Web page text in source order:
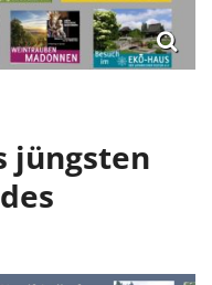
jüngsten